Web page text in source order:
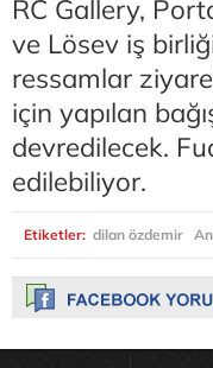
RC Gallery,
ve Lösev iş
ressamlar
için yapılan
devredilecek.
edilebiliyor.
Etiketler: dilan özdemir